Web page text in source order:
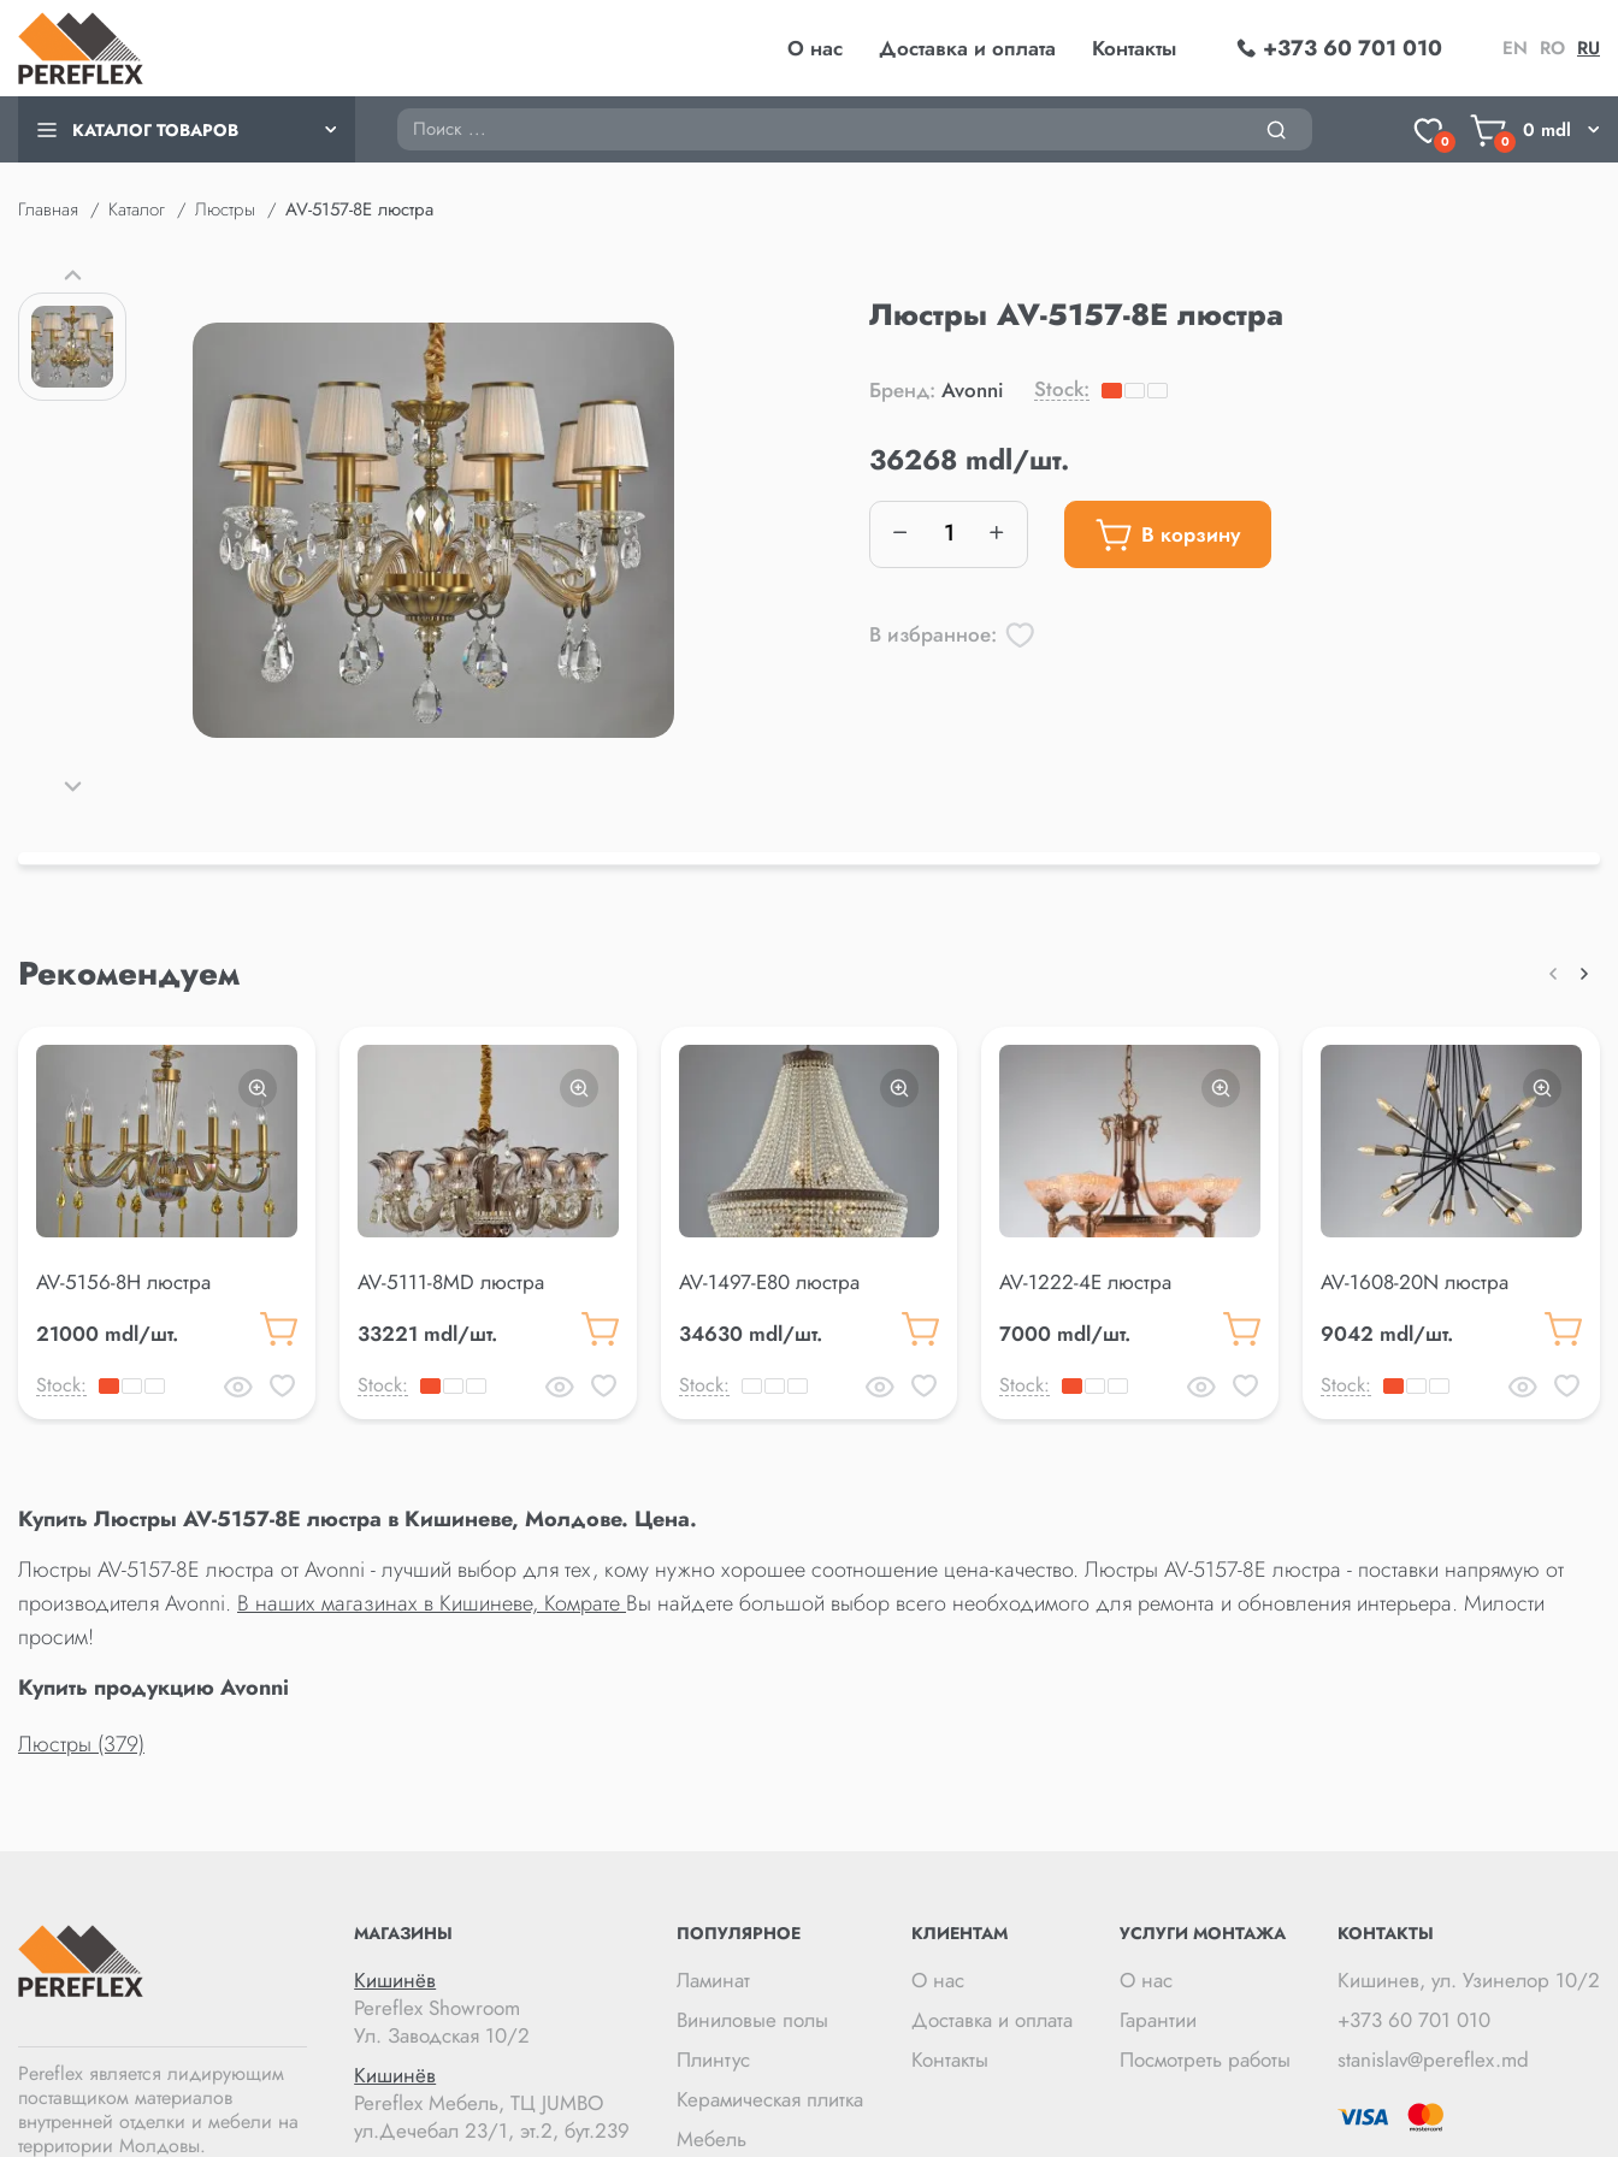
О нас Доставка и оплата Контакты +373 60 701 010 EN RO RU
КАТАЛОГ ТОВАРОВ Поиск
0 0 0 mdl
Главная Каталог Люстры AV-5157-8E люстра
Люстры AV-5157-8E люстра
Бренд: Avonni Stock:
36268 mdl/шт.
В корзину
В избранное:
Рекомендуем
AV-5156-8H люстра
21000 mdl/шт.
Stock:
AV-5111-8MD люстра
33221 mdl/шт.
Stock:
AV-1497-E80 люстра
34630 mdl/шт.
Stock:
AV-1222-4E люстра
7000 mdl/шт.
Stock:
AV-1608-20N люстра
9042 mdl/шт.
Stock:
Купить Люстры AV-5157-8E люстра в Кишиневе, Молдове. Цена.
Люстры AV-5157-8E люстра от Avonni - лучший выбор для тех, кому нужно хорошее соотношение цена-качество. Люстры AV-5157-8E люстра - поставки напрямую от
производителя Avonni. В наших магазинах в Кишиневе, Комрате Вы найдете большой выбор всего необходимого для ремонта и обновления интерьера. Милости
просим!
Купить продукцию Avonni
Люстры (379)
Pereflex является лидирующим
поставщиком материалов
внутренней отделки и мебели на
территории Молдовы.
МАГАЗИНЫ
Кишинёв
Pereflex Showroom
Ул. Заводская 10/2
Кишинёв
Pereflex Мебель, ТЦ JUMBO
ул.Дечебал 23/1, эт.2, бут.239
ПОПУЛЯРНОЕ
Ламинат
Виниловые полы
Плинтус
Керамическая плитка
Мебель
КЛИЕНТАМ
О нас
Доставка и оплата
Контакты
УСЛУГИ МОНТАЖА
О нас
Гарантии
Посмотреть работы
КОНТАКТЫ
Кишинев, ул. Узинелор 10/2
+373 60 701 010
stanislav@pereflex.md